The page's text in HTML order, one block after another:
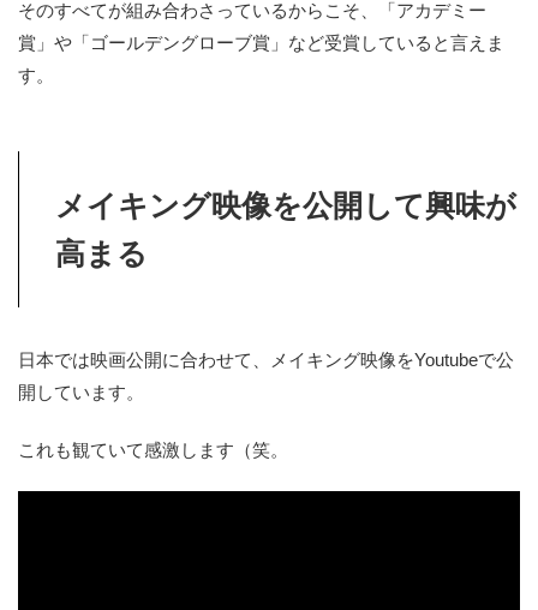
そのすべてが組み合わさっているからこそ、「アカデミー
賞」や「ゴールデングローブ賞」など受賞していると言えま
す。
メイキング映像を公開して興味が
高まる
日本では映画公開に合わせて、メイキング映像をYoutubeで公
開しています。
これも観ていて感激します（笑。